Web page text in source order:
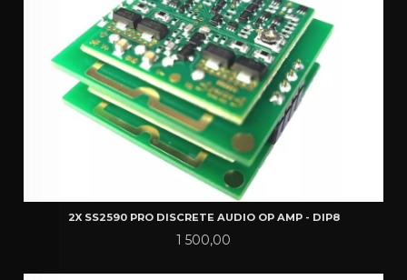
2X SS2590 PRO DISCRETE AUDIO OP AMP - DIP8
Pris
1 500,00